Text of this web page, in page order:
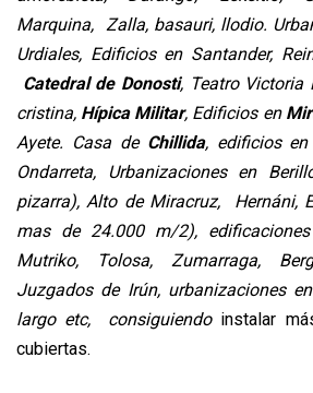
Marquina, Zalla, basauri, llodio.
Urdiales, Edificios en Santander,
Catedral de Donosti, Teatro Victoria
cristina, Hípica Militar, Edificios en
Ayete. Casa de Chillida, edificios
Ondarreta, Urbanizaciones en
pizarra), Alto de Miracruz, Hernáni,
mas de 24.000 m/2),
Mutriko, Tolosa, Zumarraga,
Juzgados de Irún, urbanizaciones
largo etc, consiguiendoinstalar
cubiertas.